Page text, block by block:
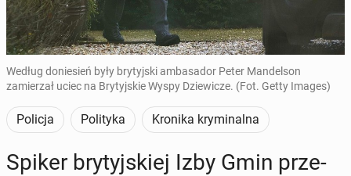
Według doniesień były brytyjski ambasador Peter Mandelson
zamierzał uciec na Brytyjskie Wyspy Dziewicze. (Fot. Getty Images)
Policja Polityka Kronika kryminalna
Spiker bry­tyj­skiej Izby Gmin prze­